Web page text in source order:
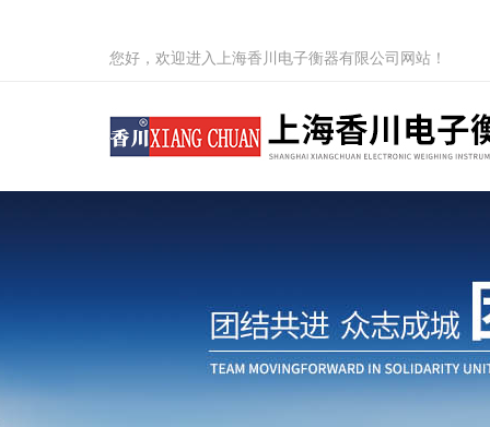
您好，欢迎进入上海香川电子衡器有限公司网站！